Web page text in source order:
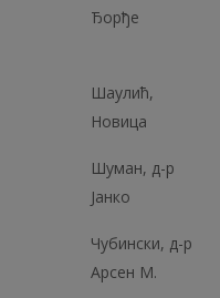
Ђорђе
Шаулић,
Новица
Шуман, д-р
Јанко
Чубински, д-р
Арсен М.